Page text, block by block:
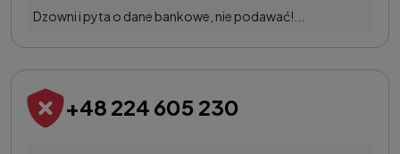
Dzowni i pyta o dane bankowe, nie podawać!...
+48 224 605 230